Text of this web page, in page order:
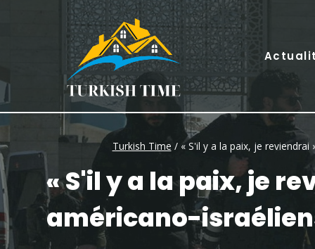
Turkish Time / « S'il y a la paix, je
« S'il y a la paix, je
américano-